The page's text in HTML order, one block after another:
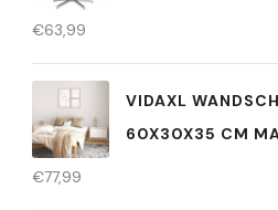
€63,99
VIDAXL
0X30X35 CM
€77,99